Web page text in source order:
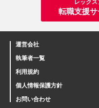
レック
転職支援
運営会社
執筆者一覧
利用規約
個人情報保護方針
お問い合わせ